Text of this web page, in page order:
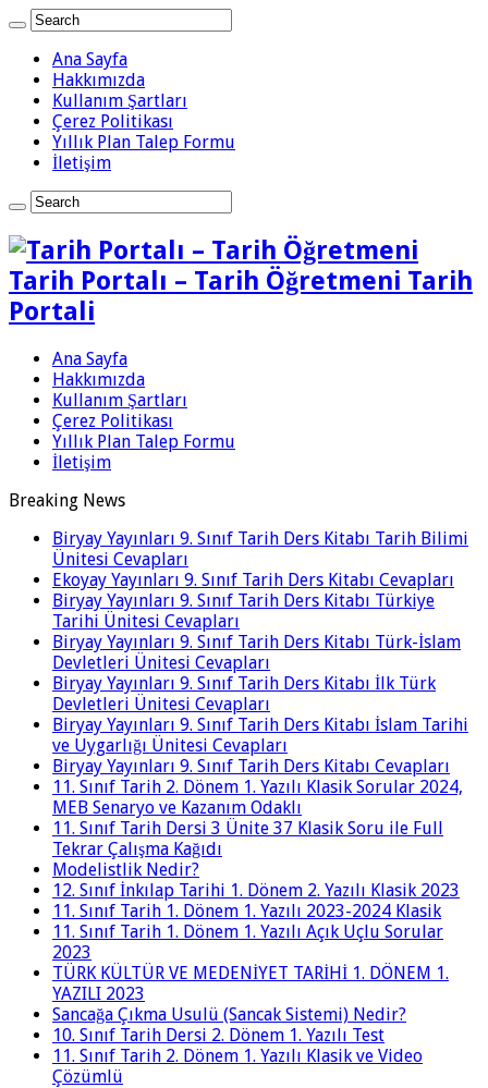
Ana Sayfa
Hakkımızda
Kullanım Şartları
Çerez Politikası
Yıllık Plan Talep Formu
İletişim
Tarih Portalı – Tarih Öğretmeni Tarih
Portali
Ana Sayfa
Hakkımızda
Kullanım Şartları
Çerez Politikası
Yıllık Plan Talep Formu
İletişim
Breaking News
Biryay Yayınları 9. Sınıf Tarih Ders Kitabı Tarih Bilimi
Ünitesi Cevapları
Ekoyay Yayınları 9. Sınıf Tarih Ders Kitabı Cevapları
Biryay Yayınları 9. Sınıf Tarih Ders Kitabı Türkiye
Tarihi Ünitesi Cevapları
Biryay Yayınları 9. Sınıf Tarih Ders Kitabı Türk-İslam
Devletleri Ünitesi Cevapları
Biryay Yayınları 9. Sınıf Tarih Ders Kitabı İlk Türk
Devletleri Ünitesi Cevapları
Biryay Yayınları 9. Sınıf Tarih Ders Kitabı İslam Tarihi
ve Uygarlığı Ünitesi Cevapları
Biryay Yayınları 9. Sınıf Tarih Ders Kitabı Cevapları
11. Sınıf Tarih 2. Dönem 1. Yazılı Klasik Sorular 2024,
MEB Senaryo ve Kazanım Odaklı
11. Sınıf Tarih Dersi 3 Ünite 37 Klasik Soru ile Full
Tekrar Çalışma Kağıdı
Modelistlik Nedir?
12. Sınıf İnkılap Tarihi 1. Dönem 2. Yazılı Klasik 2023
11. Sınıf Tarih 1. Dönem 1. Yazılı 2023-2024 Klasik
11. Sınıf Tarih 1. Dönem 1. Yazılı Açık Uçlu Sorular
2023
TÜRK KÜLTÜR VE MEDENİYET TARİHİ 1. DÖNEM 1.
YAZILI 2023
Sancağa Çıkma Usulü (Sancak Sistemi) Nedir?
10. Sınıf Tarih Dersi 2. Dönem 1. Yazılı Test
11. Sınıf Tarih 2. Dönem 1. Yazılı Klasik ve Video
Çözümlü